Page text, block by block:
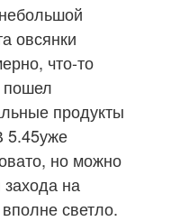
овсянки
что-то
пошел
продукты
5.45уже
но можно
на
светло.